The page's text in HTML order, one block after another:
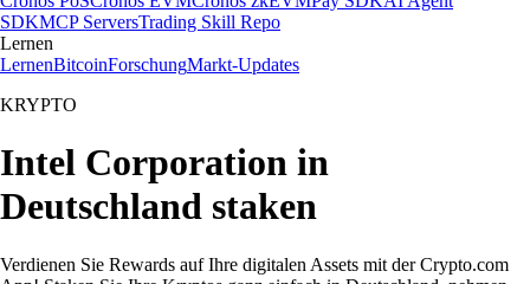
SDKMCP ServersTrading Skill Repo
Lernen
LernenBitcoinForschungMarkt-Updates
KRYPTO
Intel Corporation in
Deutschland staken
Verdienen Sie Rewards auf Ihre digitalen Assets mit der Crypto.com